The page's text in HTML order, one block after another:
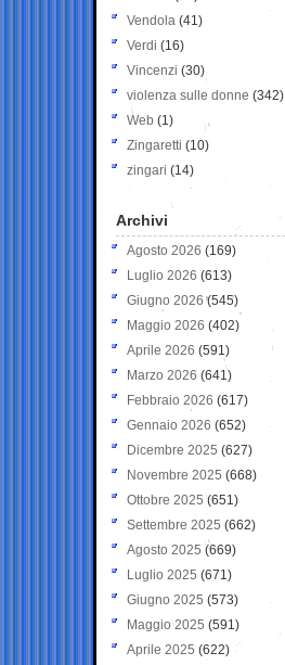
Vendola (41)
Verdi (16)
Vincenzi (30)
violenza sulle donne (342)
Web (1)
Zingaretti (10)
zingari (14)
Archivi
Agosto 2026 (169)
Luglio 2026 (613)
Giugno 2026 (545)
Maggio 2026 (402)
Aprile 2026 (591)
Marzo 2026 (641)
Febbraio 2026 (617)
Gennaio 2026 (652)
Dicembre 2025 (627)
Novembre 2025 (668)
Ottobre 2025 (651)
Settembre 2025 (662)
Agosto 2025 (669)
Luglio 2025 (671)
Giugno 2025 (573)
Maggio 2025 (591)
Aprile 2025 (622)